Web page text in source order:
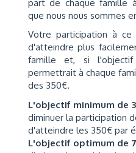
part de chaque famille
que nous nous sommes
Votre participation à
d'atteindre plus
famille et, si l'objectif
permettrait à chaque
des 350€.
L'objectif minimum de
diminuer la participation
d'atteindre les 350€ par
L'objectif optimum de